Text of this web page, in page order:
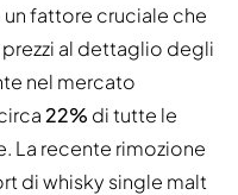
fattore cruciale che
al dettaglio degli
nel mercato
22% di tutte le
La recente rimozione
di whisky single malt